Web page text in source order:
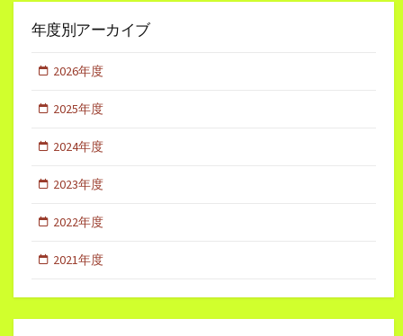
年度別アーカイブ
2026年度
2025年度
2024年度
2023年度
2022年度
2021年度